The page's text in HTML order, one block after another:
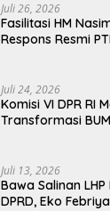
Juli 26, 2026
Fasilitasi HM
Respons Resmi
Juli 24, 2026
Komisi VI DPR RI
Transformasi
Juli 13, 2026
Bawa Salinan
DPRD, Eko